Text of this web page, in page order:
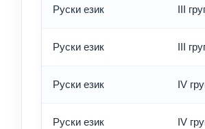
Руски език III
Руски език III
Руски език IV
Руски език IV